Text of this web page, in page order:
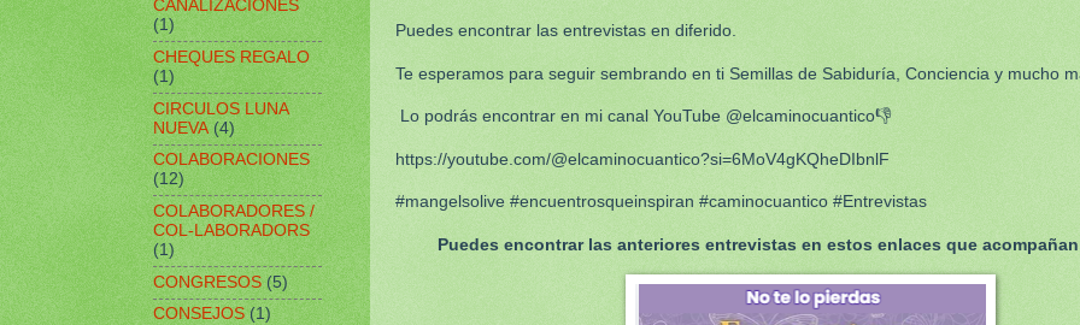
Puedes encontrar las entrevistas en diferido.
Te esperamos para seguir sembrando en ti Semillas de Sabiduría, Conciencia y mucho
Lo podrás encontrar en mi canal YouTube @elcaminocuantico👎
https://youtube.com/@elcaminocuantico?si=6MoV4gKQheDIbnlF
#mangelsolive #encuentrosqueinspiran #caminocuantico #Entrevistas
Puedes encontrar las anteriores entrevistas en estos enlaces que
CANALIZACIONES
(1)
CHEQUES REGALO
(1)
CIRCULOS LUNA
NUEVA (4)
COLABORACIONES
(12)
COLABORADORES /
COL-LABORADORS
(1)
CONGRESOS (5)
CONSEJOS (1)